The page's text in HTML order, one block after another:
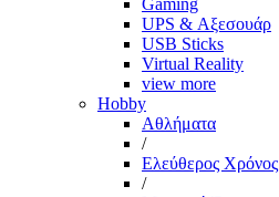
Gaming
UPS & Αξεσουάρ
USB Sticks
Virtual Reality
view more
Hobby
Αθλήματα
/
Ελεύθερος Χρόνος
/